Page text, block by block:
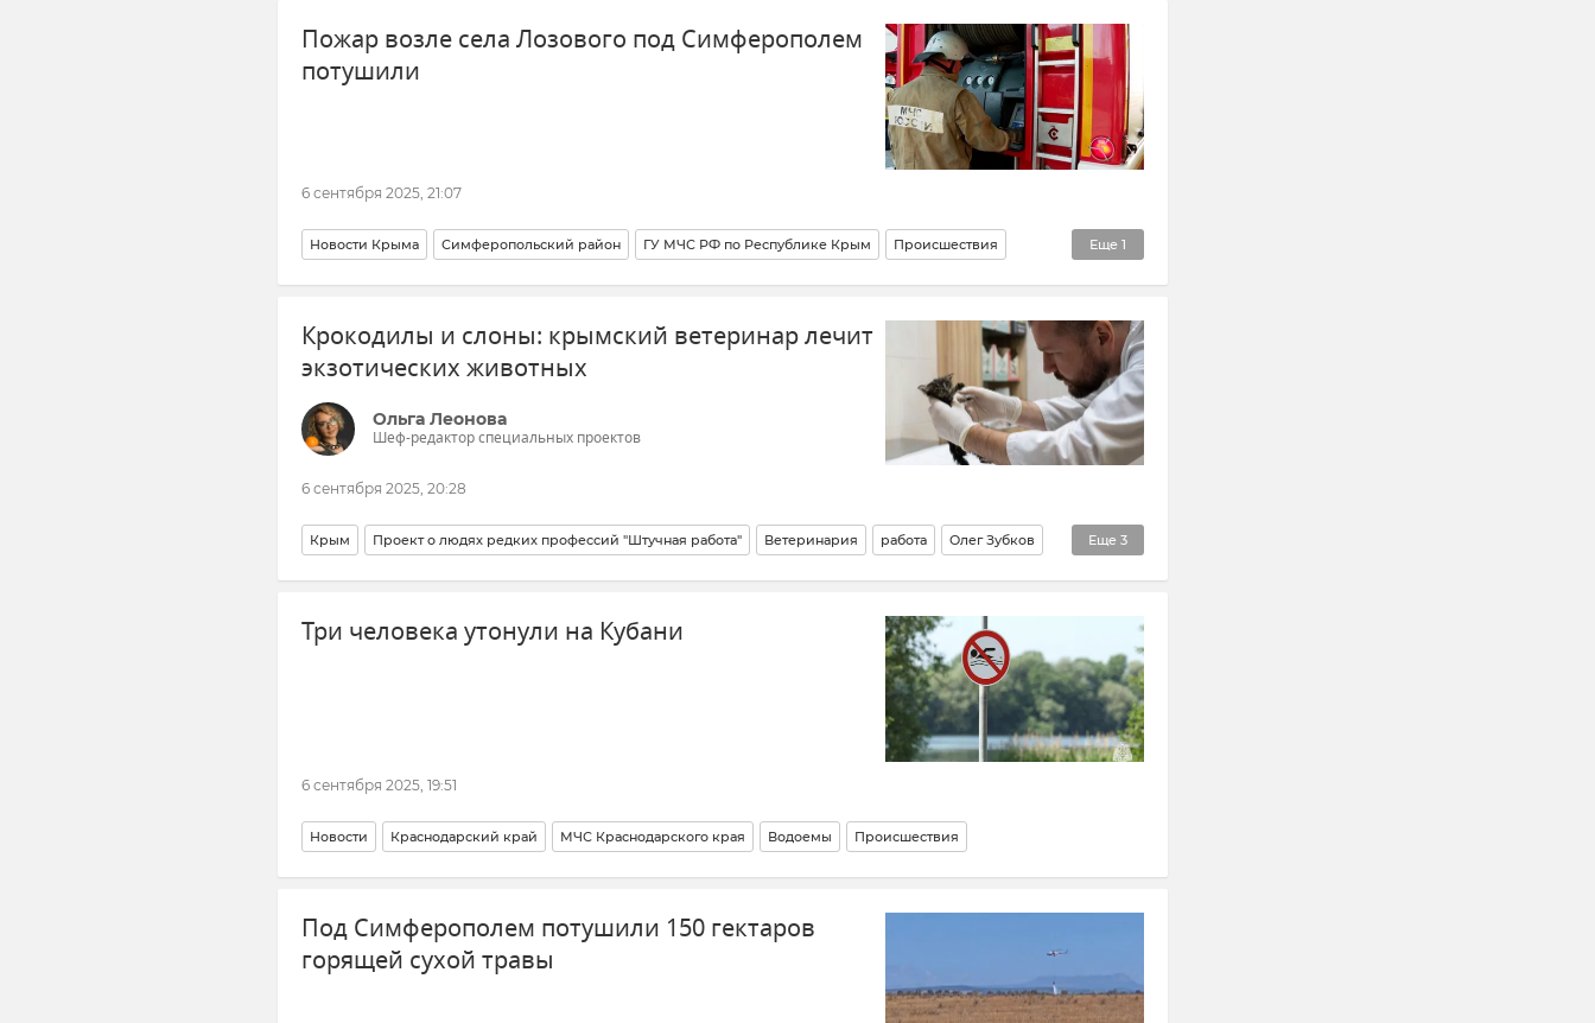
Пожар возле села Лозового под Симферополем
потушили
6 сентября 2025, 21:07
Еще 1
Новости Крыма Симферопольский район ГУ МЧС РФ по Республике Крым Происшествия
Пожар
Крокодилы и слоны: крымский ветеринар лечит
экзотических животных
Ольга Леонова
Шеф-редактор специальных проектов
6 сентября 2025, 20:28
Еще 3
Крым Проект о людях редких профессий "Штучная работа" Ветеринария работа Олег Зубков
Парк львов "Тайган" Животные Животноводство в Крыму
Три человека утонули на Кубани
6 сентября 2025, 19:51
Новости Краснодарский край МЧС Краснодарского края Водоемы Происшествия
Под Симферополем потушили 150 гектаров
горящей сухой травы